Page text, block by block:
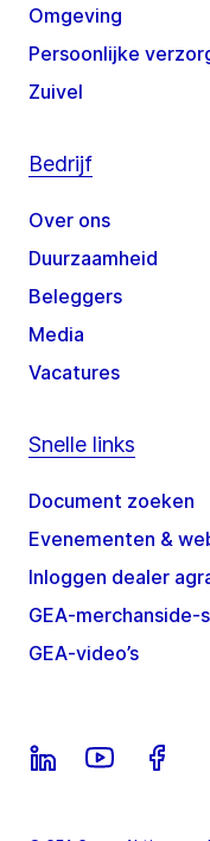
Omgeving
Persoonlijke
Zuivel
Bedrijf
Over ons
Duurzaamheid
Beleggers
Media
Vacatures
Snelle links
Document zoeken
Evenementen &
Inloggen dealer
GEA-merchanside-
GEA-video’s